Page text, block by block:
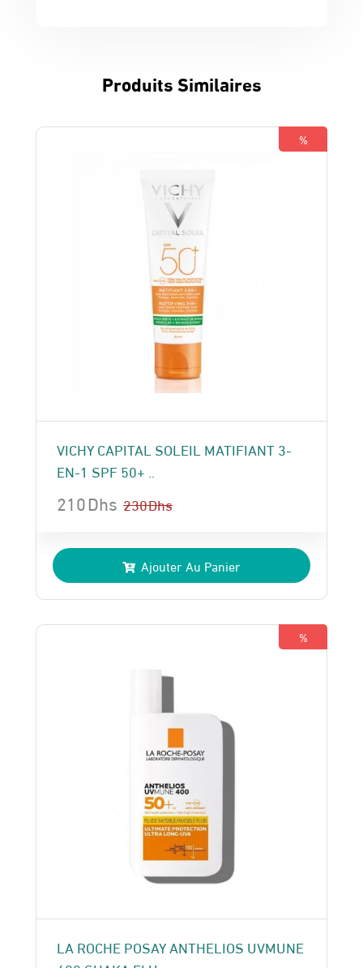
Produits Similaires
%
VICHY CAPITAL SOLEIL MATIFIANT 3-
EN-1 SPF 50+ ..
230Dhs
prix
initial
était :
230 Dhs.
210Dhs
prix
actuel
est :
210 Dhs.
Ajouter Au Panier
%
LA ROCHE POSAY ANTHELIOS UVMUNE